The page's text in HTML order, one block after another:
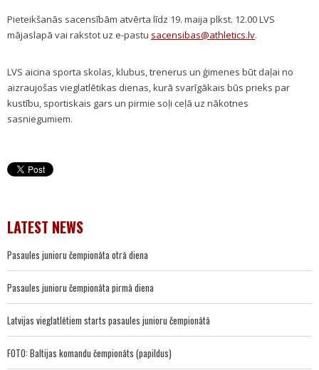
Pieteikšanās sacensībām atvērta līdz 19. maija plkst. 12.00 LVS
mājaslapā vai rakstot uz e-pastu sacensibas@athletics.lv.
LVS aicina sporta skolas, klubus, trenerus un ģimenes būt daļai no
aizraujošas vieglatlētikas dienas, kurā svarīgākais būs prieks par
kustību, sportiskais gars un pirmie soļi ceļā uz nākotnes
sasniegumiem.
LATEST NEWS
Pasaules junioru čempionāta otrā diena
Pasaules junioru čempionāta pirmā diena
Latvijas vieglatlētiem starts pasaules junioru čempionātā
FOTO: Baltijas komandu čempionāts (papildus)